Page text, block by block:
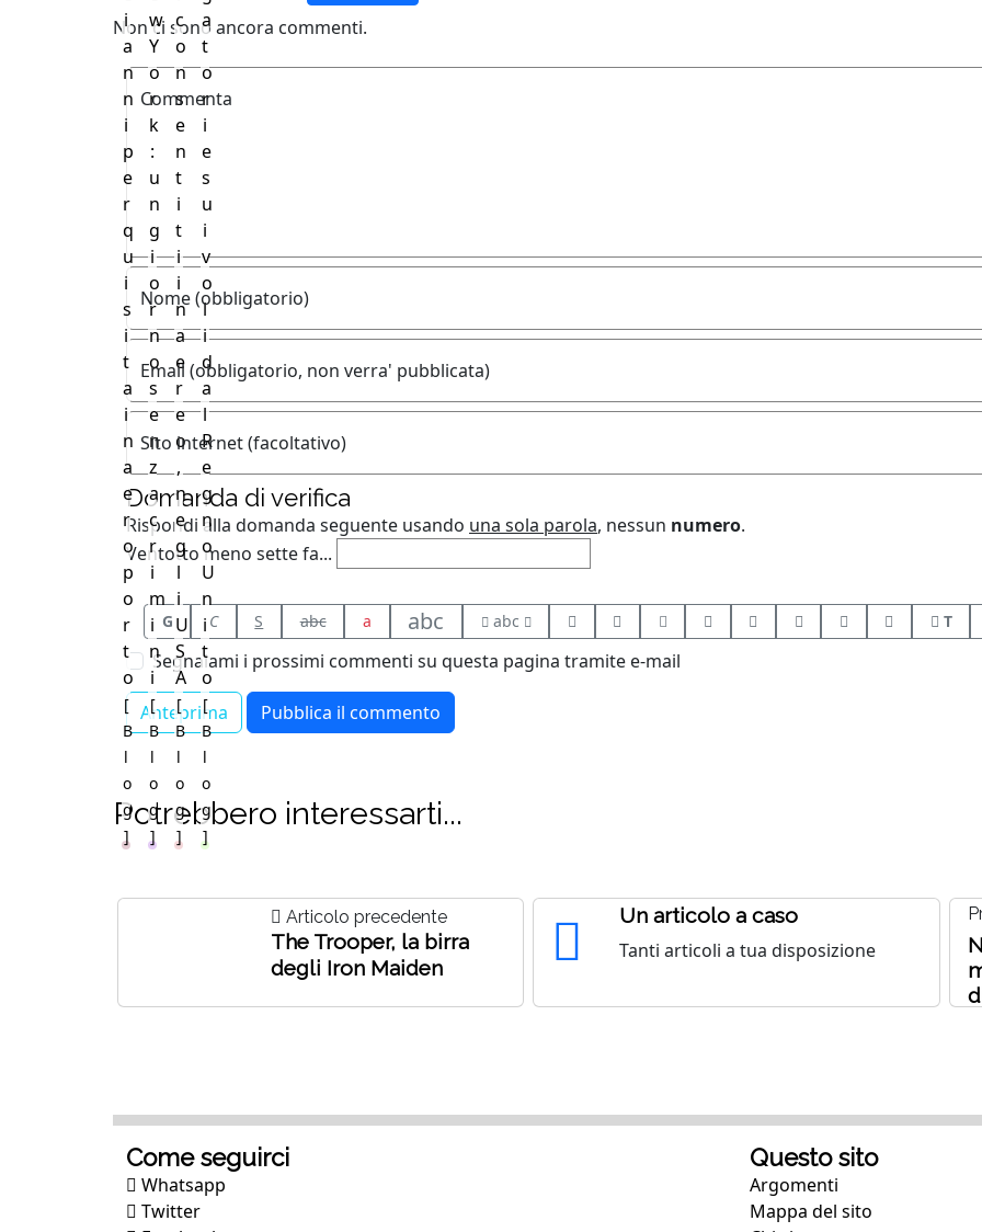
Non ci sono ancora commenti.
Commenta
Nome (obbligatorio)
Email (obbligatorio, non verra' pubblicata)
Sito internet (facoltativo)
Domanda di verifica
Rispondi alla domanda seguente usando una sola parola, nessun numero.
Ventotto meno sette fa...
G C S abc a abc abc T
Segnalami i prossimi commenti su questa pagina tramite e-mail
Potrebbero interessarti...
i
a
n
n
i
p
e
r
q
u
i
s
i
t
a
i
n
a
e
r
o
p
o
r
t
o
[
B
l
o
g
]
w
Y
o
r
k
:
u
n
g
i
o
r
n
o
s
e
n
z
a
c
r
i
m
i
n
i
[
B
l
o
g
]
c
o
n
s
e
n
t
i
t
i
i
n
a
e
r
e
o
,
n
e
g
l
i
U
S
A
[
B
l
o
g
]
a
t
o
r
i
e
s
u
i
v
o
l
i
d
a
l
R
e
g
n
o
U
n
i
t
o
[
B
l
o
g
]
Articolo precedente
The Trooper, la birra
degli Iron Maiden
Un articolo a caso
Tanti articoli a tua disposizione
Come seguirci
Whatsapp
Twitter
Questo sito
Argomenti
Mappa del sito